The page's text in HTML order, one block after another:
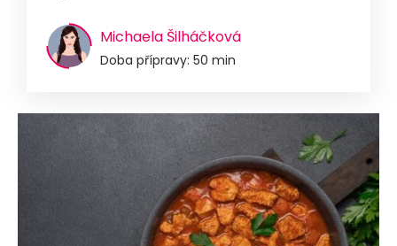
Michaela Šilháčková
Doba přípravy: 50 min